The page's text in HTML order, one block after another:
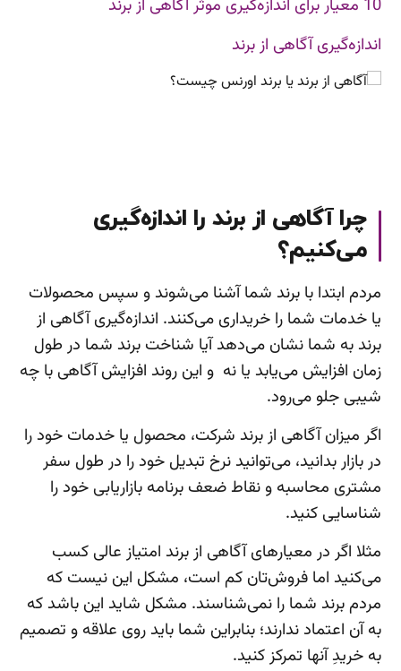
10 معیار برای اندازه‌گیری موثر آگاهی از برند
اندازه‌گیری آگاهی از برند
چرا آگاهی از برند را اندازه‌گیری
می‌کنیم؟
مردم ابتدا با برند شما آشنا می‌شوند و سپس محصولات
یا خدمات شما را خریداری می‌کنند. اندازه‌گیری آگاهی از
برند به شما نشان می‌دهد آیا شناخت برند شما در طول
زمان افزایش می‌یابد یا نه و این روند افزایش آگاهی با چه
شیبی جلو می‌رود.
اگر میزان آگاهی از برند شرکت، محصول یا خدمات خود را
در بازار بدانید، می‌توانید نرخ تبدیل خود را در طول سفر
مشتری محاسبه و نقاط ضعف برنامه بازاریابی خود را
شناسایی کنید.
مثلا اگر در معیارهای آگاهی از برند امتیاز عالی کسب
می‌کنید اما فروش‌تان کم است، مشکل این نیست که
مردم برند شما را نمی‌شناسند. مشکل شاید این باشد که
به آن اعتماد ندارند؛ بنابراین شما باید روی علاقه و تصمیم
به خریدِ آنها تمرکز کنید.